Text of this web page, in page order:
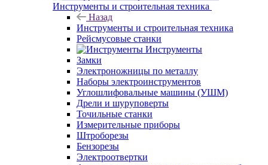
Инструменты и строительная техника
Назад
Инструменты и строительная техника
Рейсмусовые станки
Инструменты
Замки
Электроножницы по металлу
Наборы электроинструментов
Углошлифовальные машины (УШМ)
Дрели и шуруповерты
Точильные станки
Измерительные приборы
Штроборезы
Бензорезы
Электроотвертки